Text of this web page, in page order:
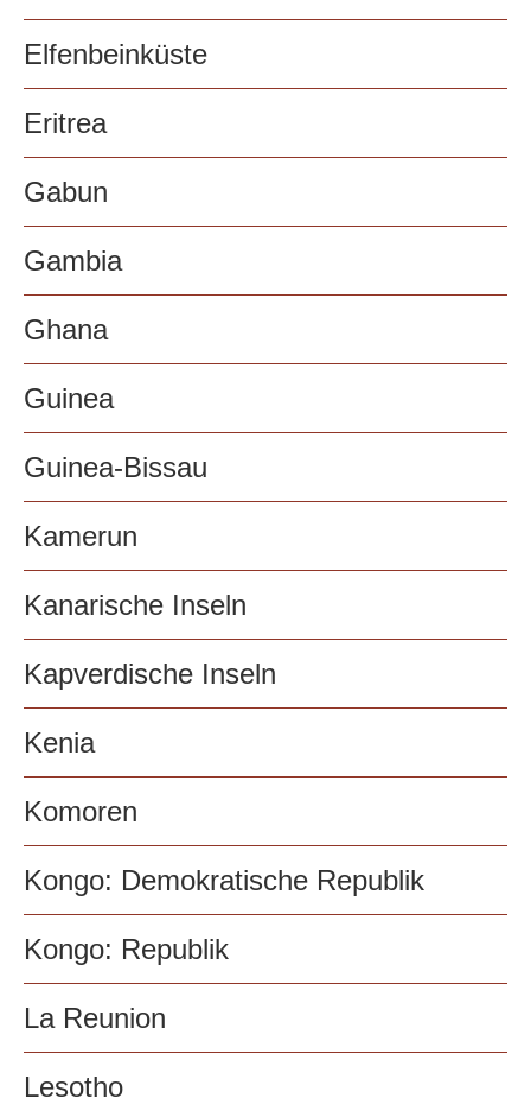
Elfenbeinküste
Eritrea
Gabun
Gambia
Ghana
Guinea
Guinea-Bissau
Kamerun
Kanarische Inseln
Kapverdische Inseln
Kenia
Komoren
Kongo: Demokratische Republik
Kongo: Republik
La Reunion
Lesotho